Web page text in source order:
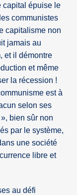
capital épuise le
communistes
capitalisme non
jamais au
et il démontre
et même
la récession !
est à
selon ses
bien sûr non
par le système,
une société
libre et
au défi